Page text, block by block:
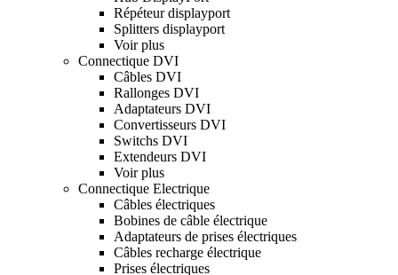
Répéteur displayport
Splitters displayport
Voir plus
Connectique DVI
Câbles DVI
Rallonges DVI
Adaptateurs DVI
Convertisseurs DVI
Switchs DVI
Extendeurs DVI
Voir plus
Connectique Electrique
Câbles électriques
Bobines de câble électrique
Adaptateurs de prises électriques
Câbles recharge électrique
Prises électriques